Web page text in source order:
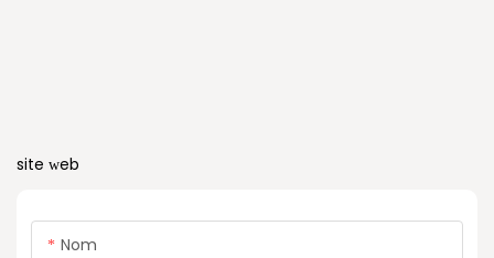
site web
Nom